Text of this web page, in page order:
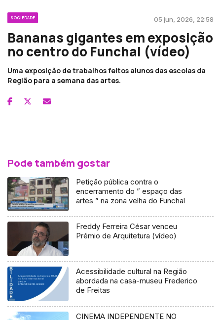
SOCIEDADE 05 jun, 2026, 22:58
Bananas gigantes em exposição
no centro do Funchal (vídeo)
Uma exposição de trabalhos feitos alunos das escolas da
Região para a semana das artes.
Pode também gostar
Petição pública contra o
encerramento do ” espaço das
artes ” na zona velha do Funchal
Freddy Ferreira César venceu
Prémio de Arquitetura (vídeo)
Acessibilidade cultural na Região
abordada na casa-museu Frederico
de Freitas
CINEMA INDEPENDENTE NO